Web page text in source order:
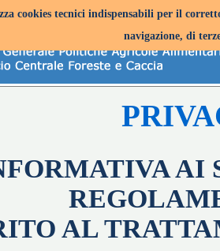
AI
AL
cookies tecnici indispensabili per il
navigazione, di